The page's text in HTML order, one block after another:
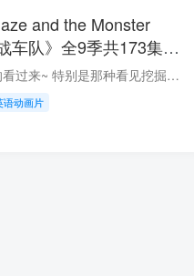
and the Monster
车队》全9季共173集，
英文字幕，百度云网盘家有汽车迷小朋友的看过来~ 特别是那种看见挖掘机就走不动道的，这部超级热血的怪兽卡车动画真的戳中了汽车迷的心了！ 故事围绕着红色卡车飙速和它的司机朋友阿杰展开，热情勇敢的飙速不仅是赛...
语动画片